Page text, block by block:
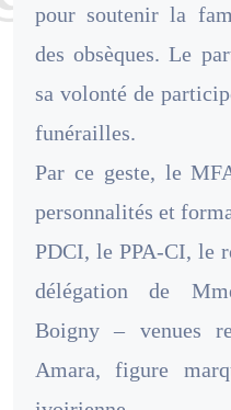
pour soutenir la
des obsèques. Le
sa volonté de
funérailles.
Par ce geste, le
personnalités et
PDCI, le PPA-CI, le
délégation de
Boigny – venues
Amara, figure